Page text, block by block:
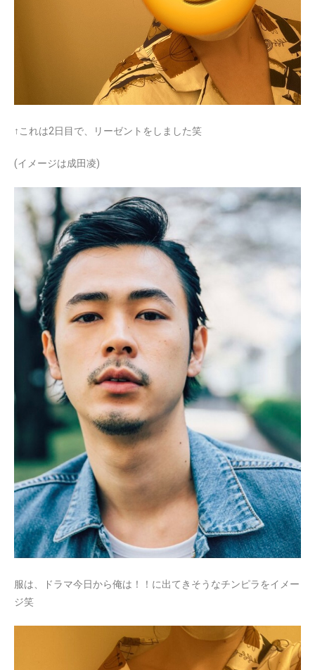
↑これは2日目で、リーゼントをしました笑
(イメージは成田凌)
服は、ドラマ今日から俺は！！に出てきそうなチンピラをイメー
ジ笑